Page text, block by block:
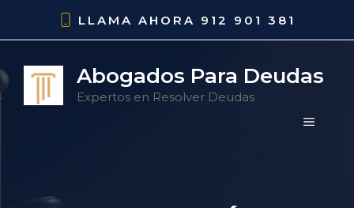
LLAMA AHORA 912 901 381
Abogados Para Deudas
Expertos en Resolver Deudas
MENÚ